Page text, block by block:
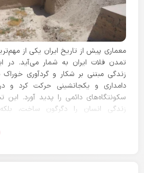
معماری پیش از تاریخ ایران یکی از
تمدن فلات ایران به شمار می‌آید. در
زندگی مبتنی بر شکار و گردآوری
دامداری و یکجانشینی حرکت کرد و
سکونتگاه‌های دائمی را پدید آورد. این
زندگی انسان را دگرگون ساخت،
نخستین اندیشه‌های معماری را نیز
هزاره‌های هشتم تا چهارم پیش از
سرپناه‌های ساده به مجموعه‌های